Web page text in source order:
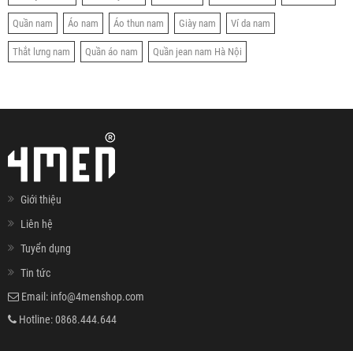
Quần nam Áo nam Áo thun nam Giày nam Ví da nam
Thắt lưng nam Quần áo nam Quần jean nam Hà Nội
Giới thiệu
Liên hệ
Tuyển dụng
Tin tức
Email: info@4menshop.com
Hotline:0868.444.644